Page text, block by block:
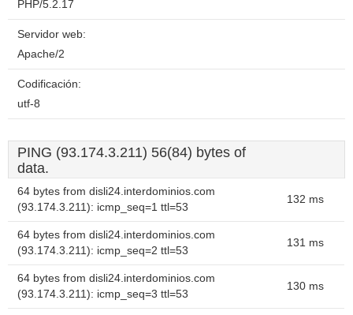
PHP/5.2.17
Servidor web:
Apache/2
Codificación:
utf-8
PING (93.174.3.211) 56(84) bytes of
data.
64 bytes from disli24.interdominios.com
(93.174.3.211): icmp_seq=1 ttl=53
132 ms
64 bytes from disli24.interdominios.com
(93.174.3.211): icmp_seq=2 ttl=53
131 ms
64 bytes from disli24.interdominios.com
(93.174.3.211): icmp_seq=3 ttl=53
130 ms